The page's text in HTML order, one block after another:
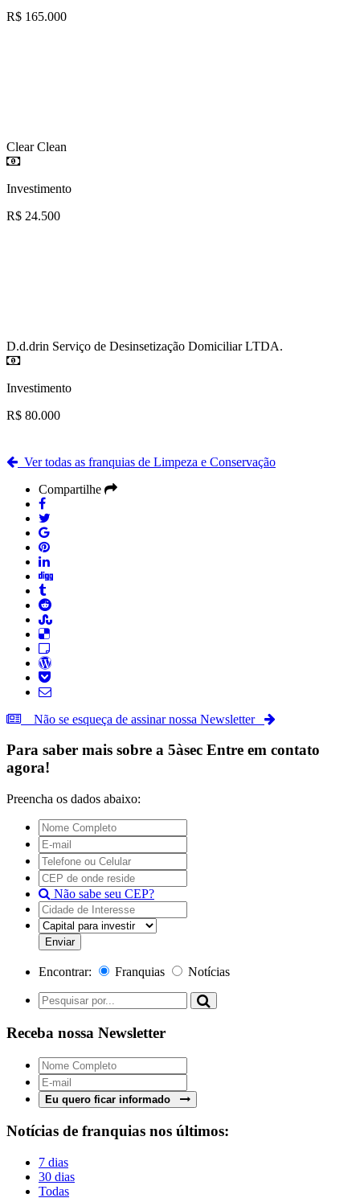
R$ 165.000
Clear Clean
Investimento
R$ 24.500
D.d.drin Serviço de Desinsetização Domiciliar LTDA.
Investimento
R$ 80.000
Ver todas as franquias de Limpeza e Conservação
Compartilhe
Não se esqueça de assinar nossa Newsletter
Para saber mais sobre a 5àsec Entre em contato
agora!
Preencha os dados abaixo:
Não sabe seu CEP?
Encontrar: Franquias Notícias
Receba nossa Newsletter
Eu quero ficar informado
Notícias de franquias nos últimos:
7 dias
30 dias
Todas